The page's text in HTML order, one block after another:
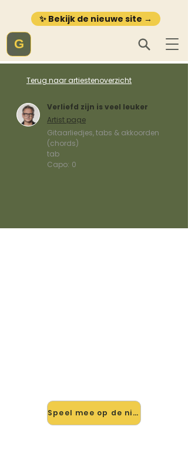
✨ Bekijk de nieuwe site →
G
Terug naar artiestenoverzicht
Verliefd zijn is veel leuker
Artist page
Gitaarliedjes, tabs & akkoorden
(chords)
tab
Capo: 0
Speel mee op de nieuwe site →